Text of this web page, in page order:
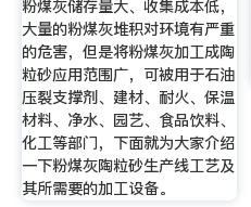
粉煤灰储存量大、收集成本低，
大量的粉煤灰堆积对环境有严重
的危害，但是将粉煤灰加工成陶
粒砂应用范围广，可被用于石油
压裂支撑剂、建材、耐火、保温
材料、净水、园艺、食品饮料、
化工等部门，下面就为大家介绍
一下粉煤灰陶粒砂生产线工艺及
其所需要的加工设备。